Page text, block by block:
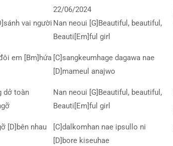
vai người
em [Bm]hứa
dở toàn
[D]bên nhau
22/06/2024
Nan neoui [G]Beautiful, beautiful,
Beauti[Em]ful girl
[C]sangkeumhage dagawa nae
[D]mameul anajwo
Nan neoui [G]Beautiful, beautiful,
Beauti[Em]ful girl
[C]dalkomhan nae ipsullo ni
[D]bore kiseuhae